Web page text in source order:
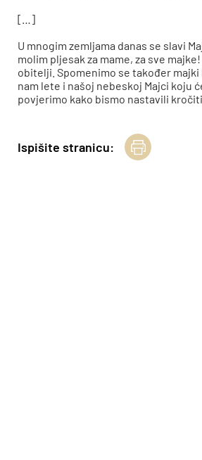
[…]
U mnogim zemljama danas se slavi
molim pljesak za mame, za sve
obitelji. Spomenimo se također
nam lete i našoj nebeskoj Majci koju
povjerimo kako bismo nastavili
Ispišite stranicu: